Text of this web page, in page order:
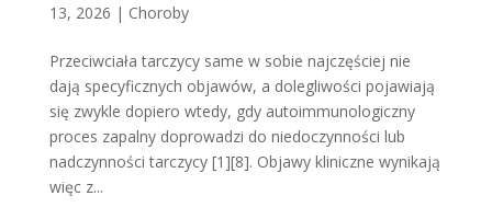
13, 2026 | Choroby
Przeciwciała tarczycy same w sobie najczęściej nie
dają specyficznych objawów, a dolegliwości pojawiają
się zwykle dopiero wtedy, gdy autoimmunologiczny
proces zapalny doprowadzi do niedoczynności lub
nadczynności tarczycy [1][8]. Objawy kliniczne wynikają
więc z...